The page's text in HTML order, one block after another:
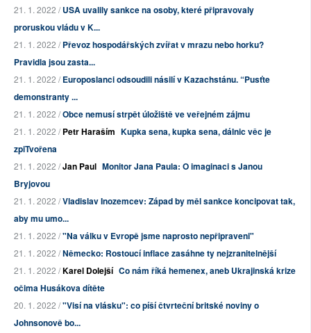
21. 1. 2022 /USA uvalily sankce na osoby, které připravovaly
proruskou vládu v K...
21. 1. 2022 /Převoz hospodářských zvířat v mrazu nebo horku?
Pravidla jsou zasta...
21. 1. 2022 /Europoslanci odsoudili násilí v Kazachstánu. “Pusťte
demonstranty ...
21. 1. 2022 /Obce nemusí strpět úložiště ve veřejném zájmu
21. 1. 2022 /Petr Haraším Kupka sena, kupka sena, dálnic věc je
zpiTvořena
21. 1. 2022 /Jan Paul Monitor Jana Paula: O imaginaci s Janou
Bryjovou
21. 1. 2022 /Vladislav Inozemcev: Západ by měl sankce koncipovat tak,
aby mu umo...
21. 1. 2022 /"Na válku v Evropě jsme naprosto nepřipraveni"
21. 1. 2022 /Německo: Rostoucí inflace zasáhne ty nejzranitelnější
21. 1. 2022 /Karel Dolejší Co nám říká hemenex, aneb Ukrajinská krize
očima Husákova dítěte
20. 1. 2022 /"Visí na vlásku": co píší čtvrteční britské noviny o
Johnsonově bo...